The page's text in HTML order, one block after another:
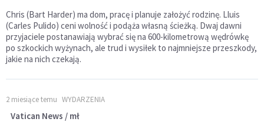
Chris (Bart Harder) ma dom, pracę i planuje założyć rodzinę. Lluis
(Carles Pulido) ceni wolność i podąża własną ścieżką. Dwaj dawni
przyjaciele postanawiają wybrać się na 600-kilometrową wędrówkę
po szkockich wyżynach, ale trud i wysiłek to najmniejsze przeszkody,
jakie na nich czekają.
2 miesiące temu WYDARZENIA
Vatican News / mł